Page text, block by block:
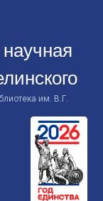
им. В.Г.